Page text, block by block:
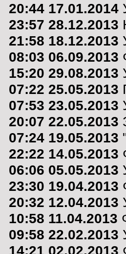
20:44 17.01.2014
23:57 28.12.2013
21:58 18.12.2013
08:03 06.09.2013
15:20 29.08.2013
07:22 25.05.2013
07:53 23.05.2013
20:07 22.05.2013
07:24 19.05.2013
22:22 14.05.2013
06:06 05.05.2013
23:30 19.04.2013
20:32 12.04.2013
10:58 11.04.2013
09:58 22.02.2013
14:21 02.02.2013